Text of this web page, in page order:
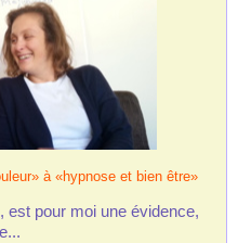
à «hypnose et bien être»
est pour moi une évidence,